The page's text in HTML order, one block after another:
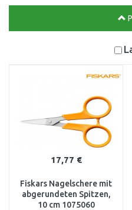
17,77 €
Fiskars Nagelschere mit
abgerundeten Spitzen,
10 cm 1075060